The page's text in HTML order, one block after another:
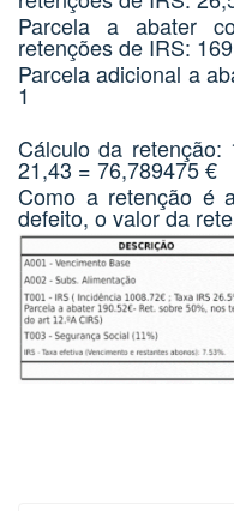
Parcela a abater
retenções de IRS:
Parcela adicional a
1
Cálculo da
21,43 = 76,789475 €
Como a retenção é
defeito, o valor da